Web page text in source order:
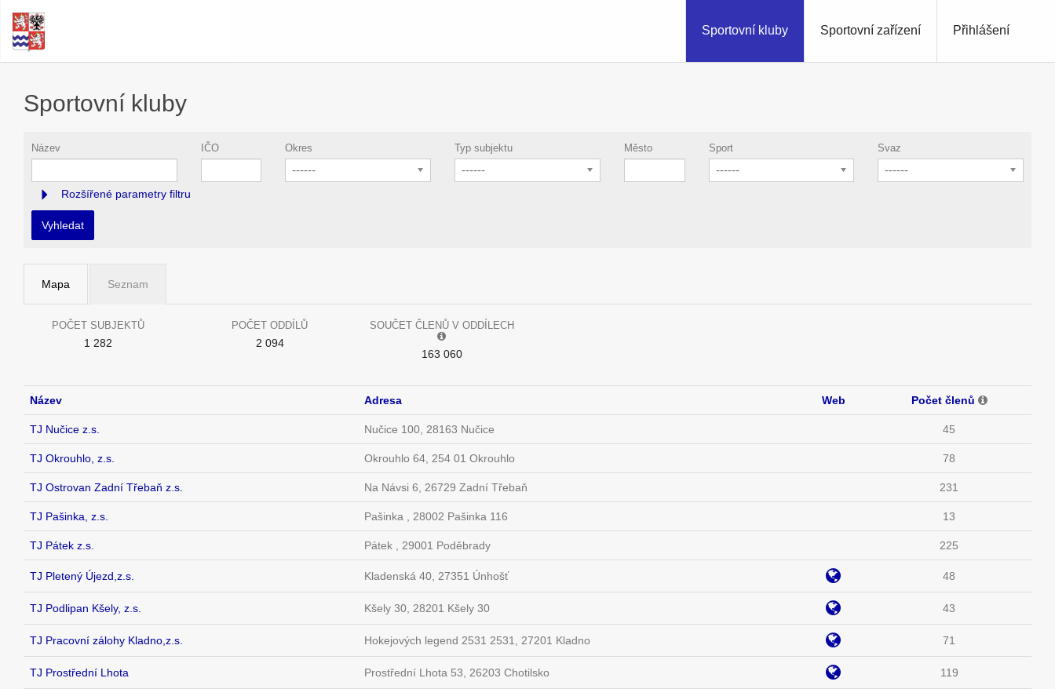
Přihlášení
Sportovní kluby Sportovní zařízení
Sportovní kluby
Název IČO Okres
------
Typ subjektu
------
Město Sport
------
Svaz
------
Rozšířené parametry filtru
Vyhledat
Mapa Seznam
POČET SUBJEKTŮ
1 282
POČET ODDÍLŮ
2 094
SOUČET ČLENŮ V ODDÍLECH
163 060
Název Adresa Web Počet členů
TJ Nučice z.s. Nučice 100, 28163 Nučice 45
TJ Okrouhlo, z.s. Okrouhlo 64, 254 01 Okrouhlo 78
TJ Ostrovan Zadní Třebaň z.s. Na Návsi 6, 26729 Zadní Třebaň 231
TJ Pašinka, z.s. Pašinka , 28002 Pašinka 116 13
TJ Pátek z.s. Pátek , 29001 Poděbrady 225
TJ Pletený Újezd,z.s. Kladenská 40, 27351 Únhošť 48
TJ Podlipan Kšely, z.s. Kšely 30, 28201 Kšely 30 43
TJ Pracovní zálohy Kladno,z.s. Hokejových legend 2531 2531, 27201 Kladno 71
TJ Prostřední Lhota Prostřední Lhota 53, 26203 Chotilsko 119